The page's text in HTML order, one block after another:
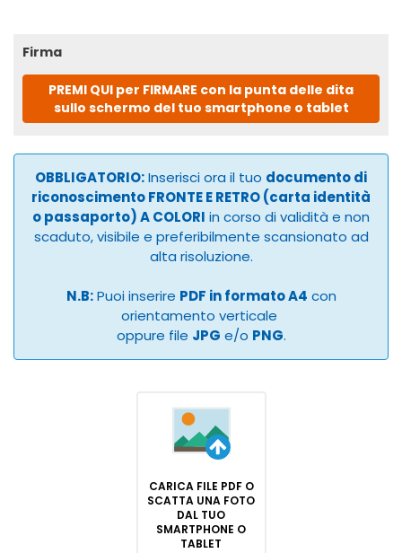
Firma
PREMI QUI per FIRMARE con la punta delle dita
sullo schermo del tuo smartphone o tablet
OBBLIGATORIO:Inserisci ora il tuo documento di
riconoscimento FRONTE E RETRO (carta identità
o passaporto) A COLORI in corso di validità e non
scaduto, visibile e preferibilmente scansionato ad
alta risoluzione.
N.B:Puoi inserire PDF in formato A4 con
orientamento verticale
oppure file JPG e/o PNG.
CARICA FILE PDF O
SCATTA UNA FOTO
DAL TUO
SMARTPHONE O
TABLET